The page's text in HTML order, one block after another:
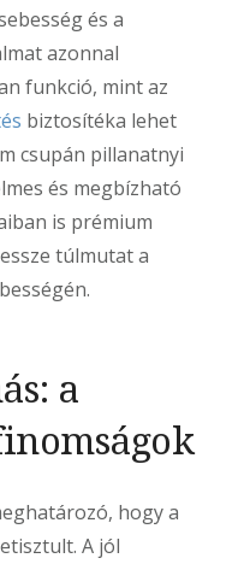
és a
azonnal
funkció, mint az
biztosítéka lehet
csupán pillanatnyi
és megbízható
is prémium
túlmutat a
a
hogy a
A jól